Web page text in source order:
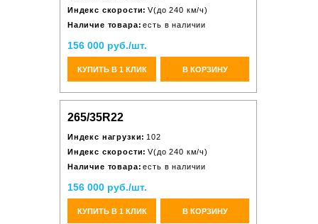
Индекс скорости: V(до 240 км/ч)
Наличие товара: есть в наличии
156 000 руб./шт.
КУПИТЬ В 1 КЛИК В КОРЗИНУ
265/35R22
Индекс нагрузки: 102
Индекс скорости: V(до 240 км/ч)
Наличие товара: есть в наличии
156 000 руб./шт.
КУПИТЬ В 1 КЛИК В КОРЗИНУ